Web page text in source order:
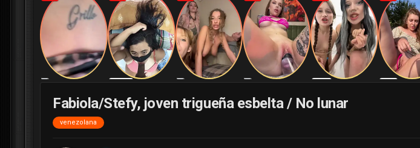
Fabiola/Stefy, joven trigueña esbelta / No lunar
venezolana